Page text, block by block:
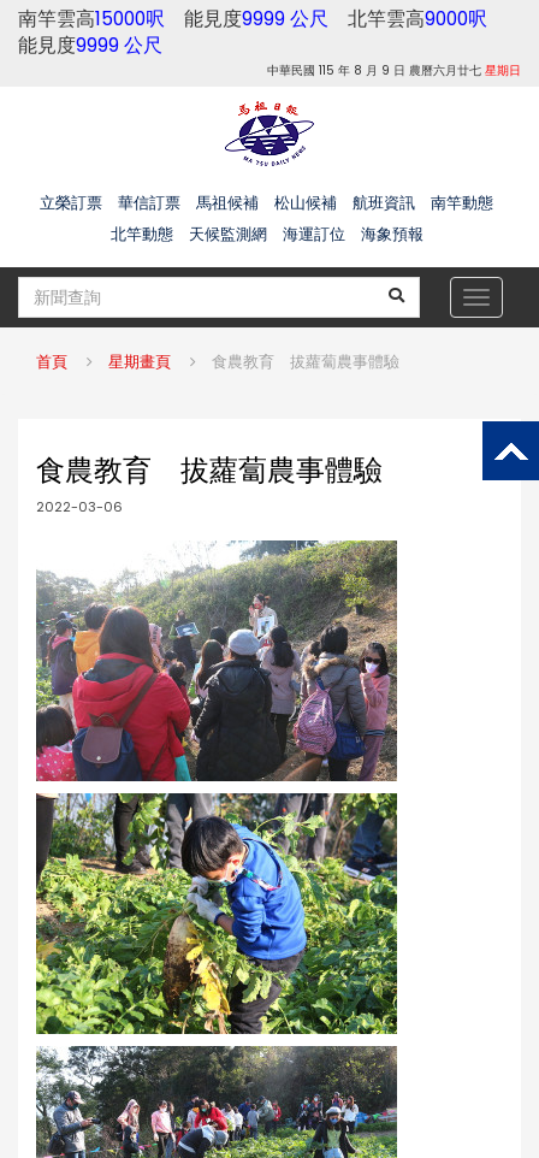
南竿雲高15000呎 能見度9999 公尺 北竿雲高9000呎
能見度9999 公尺
中華民國 115 年 8 月 9 日 農曆六月廿七 星期日
立榮訂票 華信訂票 馬祖候補 松山候補 航班資訊
南竿動態
北竿動態
天候監測網 海運訂位 海象預報
Toggle
首頁 星期畫頁 食農教育 拔蘿蔔農事體驗
食農教育 拔蘿蔔農事體驗
2022-03-06